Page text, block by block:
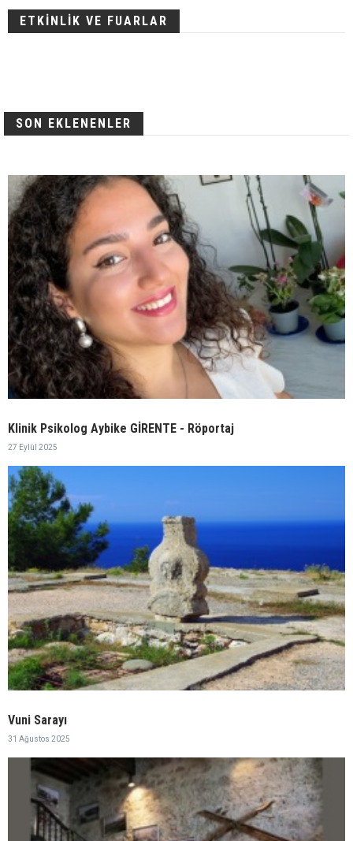
ETKİNLİK VE FUARLAR
SON EKLENENLER
Klinik Psikolog Aybike GİRENTE - Röportaj
27 Eylül 2025
Vuni Sarayı
31 Ağustos 2025